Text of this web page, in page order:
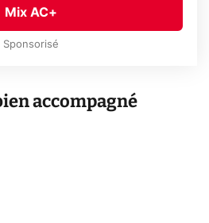
Mix AC+
Sponsorisé
accompagné